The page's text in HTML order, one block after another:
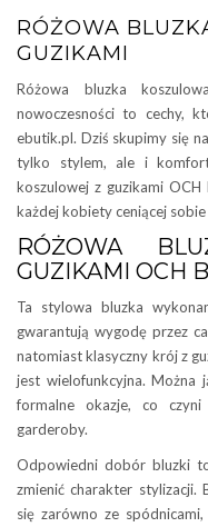
RÓŻOWA
GUZIKAMI
Różowa bluzka
nowoczesności to cechy,
ebutik.pl. Dziś skupimy się
tylko stylem, ale i
koszulowej z guzikami
każdej kobiety ceniącej
RÓŻOWA
GUZIKAMI OCH
Ta stylowa bluzka
gwarantują wygodę przez
natomiast klasyczny krój z
jest wielofunkcyjna.
formalne okazje, co czyni
garderoby.
Odpowiedni dobór bluzki
zmienić charakter stylizacji.
się zarówno ze